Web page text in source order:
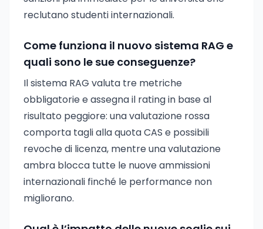
reclutano studenti internazionali.
Come funziona il nuovo sistema RAG e
quali sono le sue conseguenze?
Il sistema RAG valuta tre metriche
obbligatorie e assegna il rating in base al
risultato peggiore: una valutazione rossa
comporta tagli alla quota CAS e possibili
revoche di licenza, mentre una valutazione
ambra blocca tutte le nuove ammissioni
internazionali finché le performance non
migliorano.